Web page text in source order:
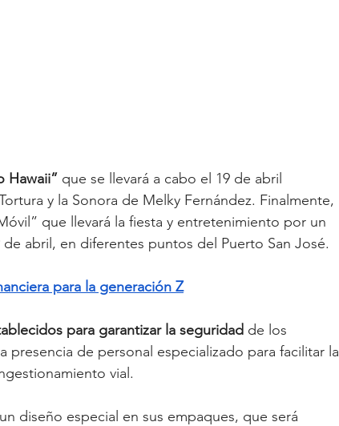
Hawaii” que se llevará a cabo el 19 de abril
y la Sonora de Melky Fernández. Finalmente,
que llevará la fiesta y entretenimiento por un
abril, en diferentes puntos del Puerto San José.
para la generación Z
para garantizar la seguridad de los
presencia de personal especializado para facilitar la
vial.
diseño especial en sus empaques, que será